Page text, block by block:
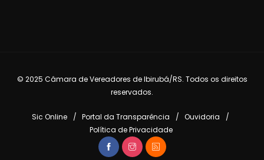
© 2025 Câmara de Vereadores de Ibirubá/RS. Todos os direitos
reservados.
Sic Online Portal da Transparência
Ouvidoria
Política de Privacidade